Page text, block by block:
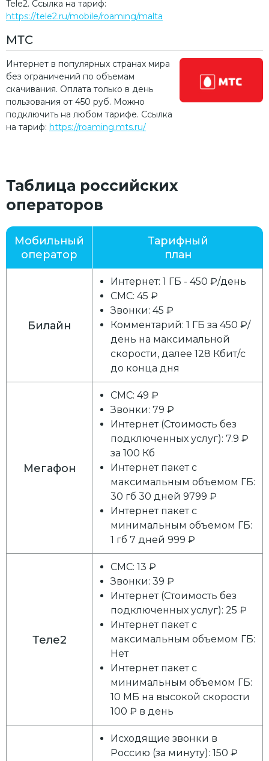
Tele2. Ссылка на тариф:
https://tele2.ru/mobile/roaming/malta
МТС
Интернет в популярных странах мира
без ограничений по объемам
скачивания. Оплата только в день
пользования от 450 руб. Можно
подключить на любом тарифе. Ссылка
на тариф: https://roaming.mts.ru/
Таблица российских
операторов
Мобильный
оператор
Тарифный
план
Билайн
Интернет: 1 ГБ - 450 ₽/день
СМС: 45 ₽
Звонки: 45 ₽
Комментарий: 1 ГБ за 450 ₽/
день на максимальной
скорости, далее 128 Кбит/с
до конца дня
Мегафон
СМС: 49 ₽
Звонки: 79 ₽
Интернет (Стоимость без
подключенных услуг): 7.9 ₽
за 100 Кб
Интернет пакет с
максимальным объемом ГБ:
30 гб 30 дней 9799 ₽
Интернет пакет с
минимальным объемом ГБ:
1 гб 7 дней 999 ₽
Теле2
СМС: 13 ₽
Звонки: 39 ₽
Интернет (Стоимость без
подключенных услуг): 25 ₽
Интернет пакет с
максимальным объемом ГБ:
Нет
Интернет пакет с
минимальным объемом ГБ:
10 МБ на высокой скорости
100 ₽ в день
Исходящие звонки в
Россию (за минуту): 150 ₽